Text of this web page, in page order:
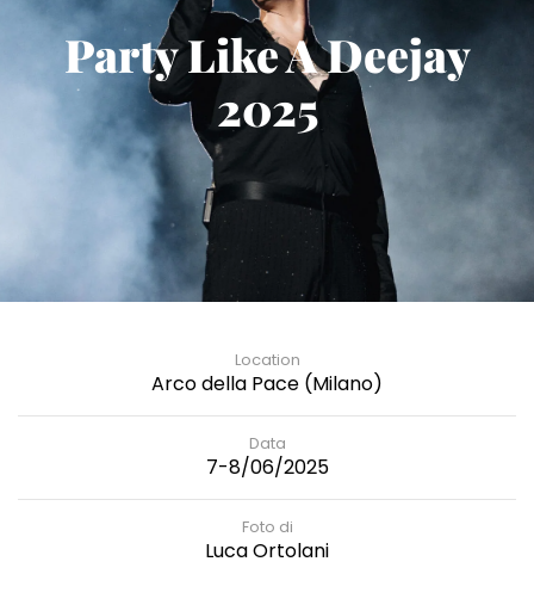
Party Like A Deejay
2025
Location
Arco della Pace (Milano)
Data
7-8/06/2025
Foto di
Luca Ortolani